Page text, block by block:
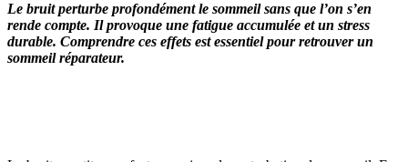
Le bruit perturbe profondément le sommeil sans que l’on s’en
rende compte. Il provoque une fatigue accumulée et un stress
durable. Comprendre ces effets est essentiel pour retrouver un
sommeil réparateur.